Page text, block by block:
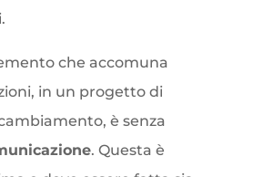
che accomuna
in un progetto di
è senza
. Questa è